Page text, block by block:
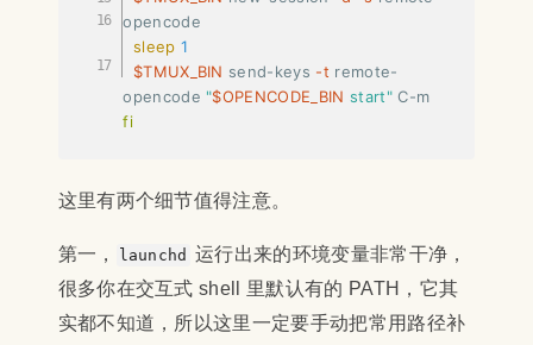
opencode
sleep 1
$TMUX_BIN send-keys -t remote-
opencode "$OPENCODE_BIN start"
fi
这里有两个细节值得注意。
第一， launchd 运行出来的环境变量非常干净，
很多你在交互式 shell 里默认有的 PATH，它其
实都不知道，所以这里一定要手动把常用路径补